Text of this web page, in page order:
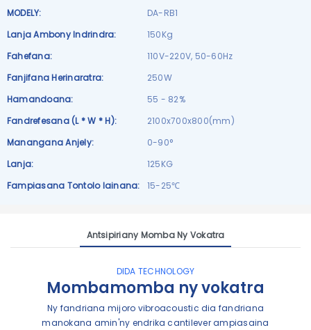
MODELY:
DA-RB1
Lanja Ambony Indrindra:
150Kg
Fahefana:
110V-220V, 50-60Hz
Fanjifana Herinaratra:
250W
Hamandoana:
55 - 82%
Fandrefesana (L * W * H):
2100x700x800(mm)
Manangana Anjely:
0-90°
Lanja:
125KG
Fampiasana Tontolo Iainana:
15-25℃
Antsipiriany Momba Ny Vokatra
DIDA TECHNOLOGY
Mombamomba ny vokatra
Ny fandriana mijoro vibroacoustic dia fandriana
manokana amin'ny endrika cantilever ampiasaina